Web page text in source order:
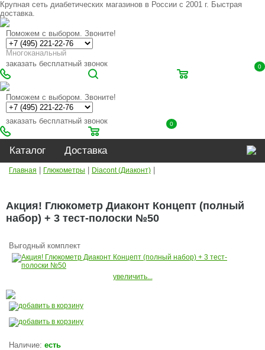
Крупная сеть диабетических магазинов в России с 2001 г. Быстрая
доставка.
Поможем с выбором. Звоните!
Многоканальный
заказать бесплатный звонок
0
Поможем с выбором. Звоните!
заказать бесплатный звонок 0
Каталог Доставка
Главная Глюкометры Diacont (Диаконт)
Акция! Глюкометр Диаконт Концепт (полный
набор) + 3 тест-полоски №50
Выгодный комплект
увеличить...
Наличие: есть